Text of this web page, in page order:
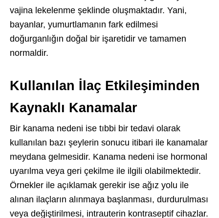
vajina lekelenme şeklinde oluşmaktadır. Yani,
bayanlar, yumurtlamanın fark edilmesi
doğurganlığın doğal bir işaretidir ve tamamen
normaldir.
Kullanılan İlaç Etkileşiminden
Kaynaklı Kanamalar
Bir kanama nedeni ise tıbbi bir tedavi olarak
kullanılan bazı şeylerin sonucu itibari ile kanamalar
meydana gelmesidir. Kanama nedeni ise hormonal
uyarılma veya geri çekilme ile ilgili olabilmektedir.
Örnekler ile açıklamak gerekir ise ağız yolu ile
alınan ilaçların alınmaya başlanması, durdurulması
veya değiştirilmesi, intrauterin kontraseptif cihazlar.